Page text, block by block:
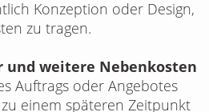
Konzeption oder Design,
zu tragen.
und weitere Nebenkosten
Auftrags oder Angebotes
einem späteren Zeitpunkt